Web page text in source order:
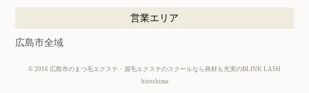
営業エリア
広島市全域
© 2016 広島市のまつ毛エクステ・眉毛エクステのスクールなら商材も充実のBLINK LASH
hiroshima